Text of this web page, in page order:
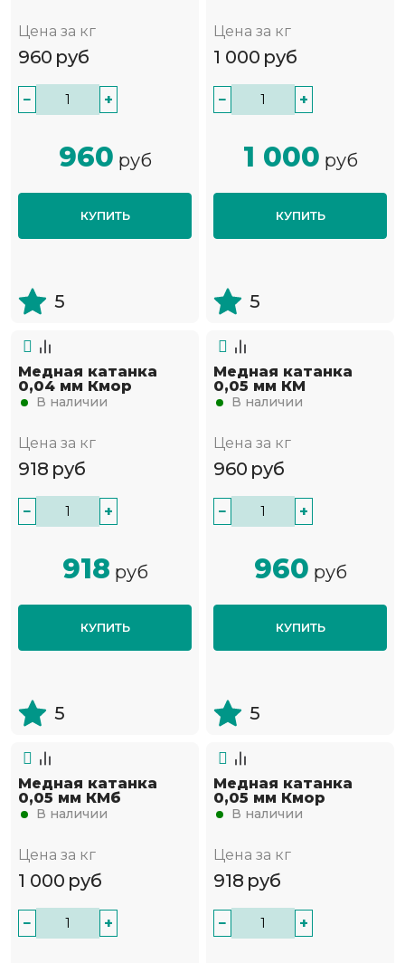
Цена за кг
960 руб
− +
960 руб
КУПИТЬ
5
Цена за кг
1 000 руб
− +
1 000 руб
КУПИТЬ
5
Медная катанка
0,04 мм Кмор
В наличии
Цена за кг
918 руб
− +
918 руб
КУПИТЬ
5
Медная катанка
0,05 мм КМ
В наличии
Цена за кг
960 руб
− +
960 руб
КУПИТЬ
5
Медная катанка
0,05 мм КМб
В наличии
Цена за кг
1 000 руб
− +
Медная катанка
0,05 мм Кмор
В наличии
Цена за кг
918 руб
− +